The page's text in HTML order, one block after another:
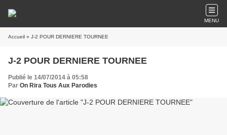
MENU
Accueil » J-2 POUR DERNIERE TOURNEE
J-2 POUR DERNIERE TOURNEE
Publié le 14/07/2014 à 05:58
Par On Rira Tous Aux Parodies